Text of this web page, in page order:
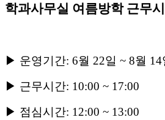
학과사무실 여름방학 근무
▶ 운영기간: 6월 22일 ~ 8월 14
▶ 근무시간: 10:00 ~ 17:00
▶ 점심시간: 12:00 ~ 13:00